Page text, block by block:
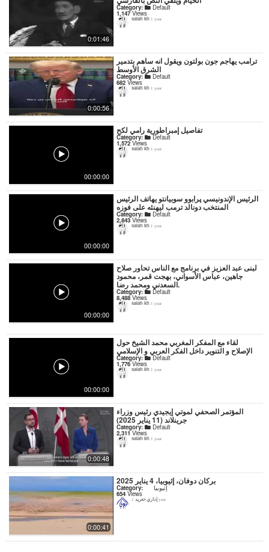
0:01:46
Category: Default
1,147Views
salah kh 1 year
0:00:56
ترامب يهاجم جون بولتون ويقول انه ساهم بتدمير
الشرق الأوسط
Category: Default
682 Views
salah kh 1 year
00:00:00
تفاصيل إمبراطورية رامي لكح
Category: Default
1,572Views
salah kh 1 year
00:00:00
الرئيس الإندونيسي پرابوو سوبيانتو يهاتف الرئيس
المنتخب دونالد ترمب ليهنئه على فوزه
Category: Default
2,843Views
salah kh 1 year
00:00:00
لبنى عبد العزيز في برنامج مع الناس تحاور صلاح
جاهين، عباس الأسواني، بهجت قمر، محمود
السعدني ومحمد رضا.
Category: Default
8,488Views
salah kh 1 year
00:00:00
لقاء مع المفكر المغربي محمد الشيخ حول
الإصلاح و التنوير داخل الفكر العربي و الإسلامي
Category: Default
1,776Views
salah kh 1 year
0:00:48
المؤتمر الصحفي لموتي إيجيدي رئيس وزراء
جرينلاند (11 يناير 2025)
Category: Default
2,311Views
salah kh 1 year
0:00:41
بركان دوفان، إثيوبيا، 4 يناير 2025
Category: إثيوبيا
654 Views
إداري-تغريد 1 year